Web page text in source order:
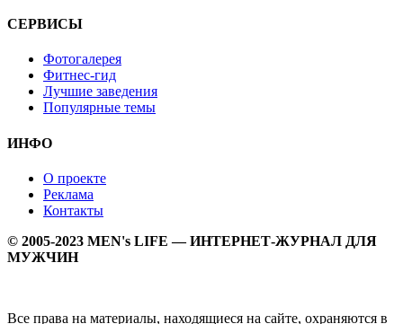
СЕРВИСЫ
Фотогалерея
Фитнес-гид
Лучшие заведения
Популярные темы
ИНФО
О проекте
Реклама
Контакты
© 2005-2023 MEN's LIFE — ИНТЕРНЕТ-ЖУРНАЛ ДЛЯ
МУЖЧИН
Все права на материалы, находящиеся на сайте, охраняются в